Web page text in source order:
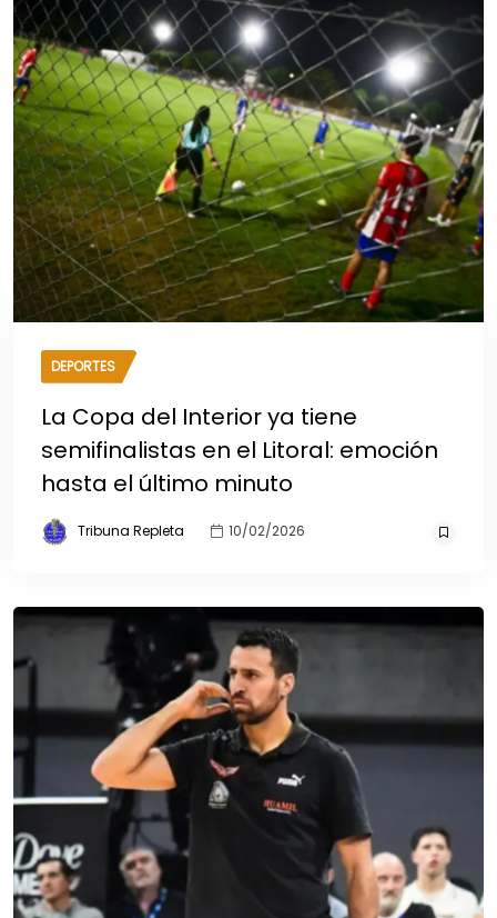
DEPORTES
La Copa del Interior ya tiene
semifinalistas en el Litoral: emoción
hasta el último minuto
Tribuna Repleta 10/02/2026